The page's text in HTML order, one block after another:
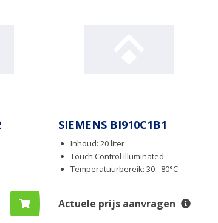
SIEMENS BI910C1B1
Inhoud: 20 liter
Touch Control illuminated
Temperatuurbereik: 30 - 80°C
Actuele prijs aanvragen